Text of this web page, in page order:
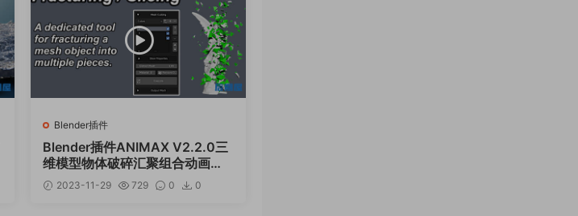
Blender插件
Blender插件ANIMAX V2.2.0三
维模型物体破碎汇聚组合动画特
效 2023-11-29 729 0
0